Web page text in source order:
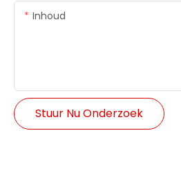
Inhoud
Stuur Nu Onderzoek